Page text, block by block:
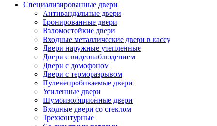
Специализированные двери
Антивандальные двери
Бронированные двери
Взломостойкие двери
Входные металлические двери в кассу
Двери наружные утепленные
Двери с видеонаблюдением
Двери с домофоном
Двери с терморазрывом
Пуленепробиваемые двери
Усиленные двери
Шумоизоляционные двери
Входные двери со стеклом
Трехконтурные